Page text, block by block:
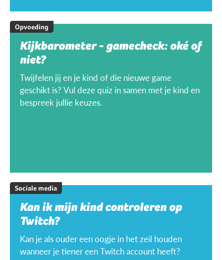
Opvoeding
Kijkbarometer - gamecheck: oké of
niet?
Twijfelen jij en je kind of die nieuwe game
geschikt is? Vul deze quiz in samen met je kind en
bespreek jullie keuzes.
Sociale media
Kan ik mijn kind controleren op
Twitch?
Kan je als ouder een oogje in het zeil houden
wanneer je tiener een Twitch account heeft?